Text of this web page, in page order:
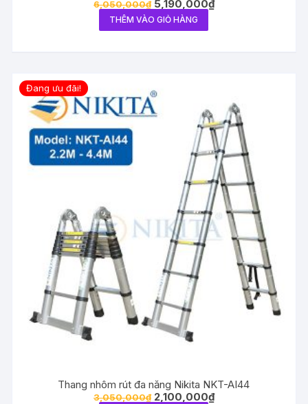
6,050,000₫ 5,190,000₫
THÊM VÀO GIỎ HÀNG
Đang ưu đãi!
Thang nhôm rút đa năng Nikita NKT-AI44
3,050,000₫ 2,100,000₫